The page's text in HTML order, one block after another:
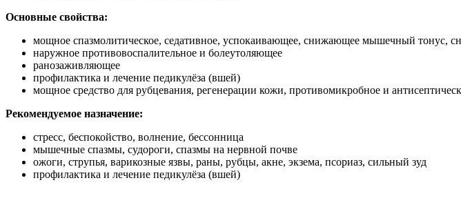
Основные свойства:
мощное спазмолитическое, седативное, успокаивающее, снижающее мышечный тонус,
наружное противовоспалительное и болеутоляющее
ранозаживляющее
профилактика и лечение педикулёза (вшей)
мощное средство для рубцевания, регенерации кожи, противомикробное и
Рекомендуемое назначение:
стресс, беспокойство, волнение, бессонница
мышечные спазмы, судороги, спазмы на нервной почве
ожоги, струпья, варикозные язвы, раны, рубцы, акне, экзема, псориаз, сильный зуд
профилактика и лечение педикулёза (вшей)